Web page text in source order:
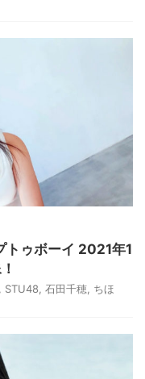
トゥボーイ 2021年1
STU48 石田千穂 ちほ